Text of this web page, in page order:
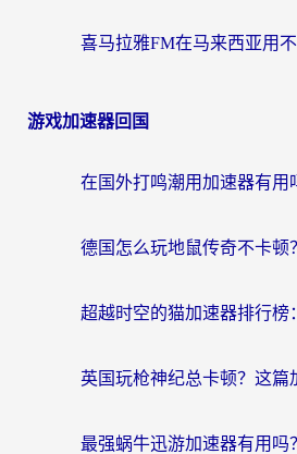
游戏加速器回国